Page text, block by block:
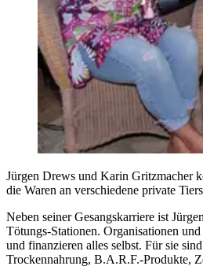
Jürgen Drews und Karin Gritzmacher
die Waren an verschiedene private
Neben seiner Gesangskarriere ist
Tötungs-Stationen. Organisationen
und finanzieren alles selbst. Für sie
Trockennahrung, B.A.R.F.-Produkte,